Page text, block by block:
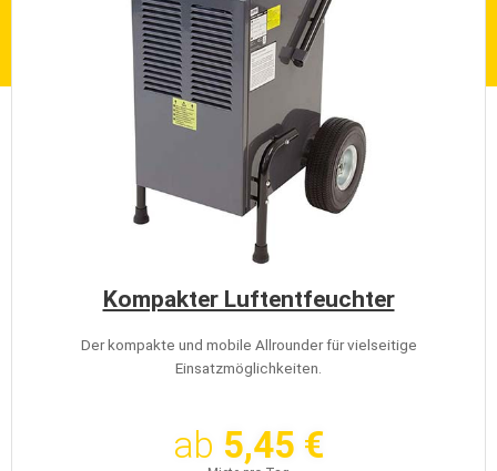
Kompakter Luftentfeuchter
Der kompakte und mobile Allrounder für vielseitige
Einsatzmöglichkeiten.
ab 5,45 €